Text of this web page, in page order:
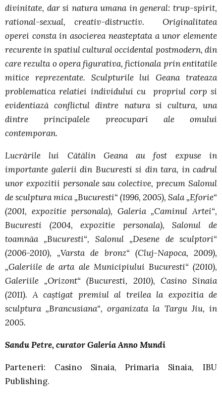
divinitate, dar si natura umana in general: trup-spirit,
rational-sexual, creativ-distructiv. Originalitatea
operei consta in asocierea neasteptata a unor elemente
recurente in spatiul cultural occidental postmodern, din
care rezulta o opera figurativa, fictionala prin entitatile
mitice reprezentate. Sculpturile lui Geana trateaza
problematica relatiei individului cu propriul corp si
evidentiază conflictul dintre natura si cultura, una
dintre principalele preocupari ale omului
contemporan.
Lucrările lui Cătălin Geana au fost expuse in
importante galerii din Bucuresti si din tara, in cadrul
unor expozitii personale sau colective, precum Salonul
de sculptura mica „Bucuresti“ (1996, 2005), Sala „Eforie“
(2001, expozitie personala), Galeria „Caminul Artei“,
Bucuresti (2004, expozitie personala), Salonul de
toamnăa „Bucuresti“, Salonul „Desene de sculptori“
(2006-2010), „Varsta de bronz“ (Cluj-Napoca, 2009),
„Galeriile de arta ale Municipiului Bucuresti“ (2010),
Galeriile „Orizont“ (Bucuresti, 2010), Casino Sinaia
(2011). A caştigat premiul al treilea la expozitia de
sculptura „Brancusiana“, organizata la Targu Jiu, in
2005.
Sandu Petre, curator Galeria Anno Mundi
Parteneri: Casino Sinaia, Primaria Sinaia, IBU
Publishing.